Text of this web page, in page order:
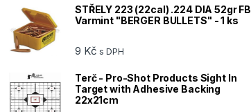
STŘELY 223 (22cal) .224 DIA 52gr FB
Varmint "BERGER BULLETS" - 1 ks
9 Kč s DPH
Terč - Pro-Shot Products Sight In
Target with Adhesive Backing
22x21cm